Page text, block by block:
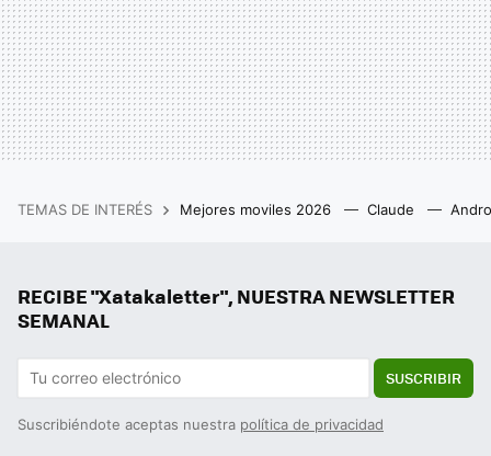
TEMAS DE INTERÉS Mejores moviles 2026 Claude
RECIBE "Xatakaletter", NUESTRA NEWSLETTER
SEMANAL
SUSCRIBIR
Suscribiéndote aceptas nuestra política de privacidad